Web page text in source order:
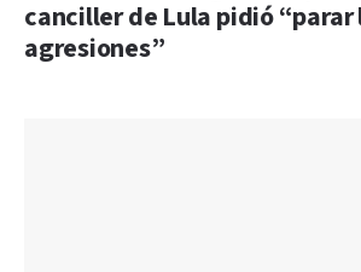
canciller de Lula pidió “parar
agresiones”